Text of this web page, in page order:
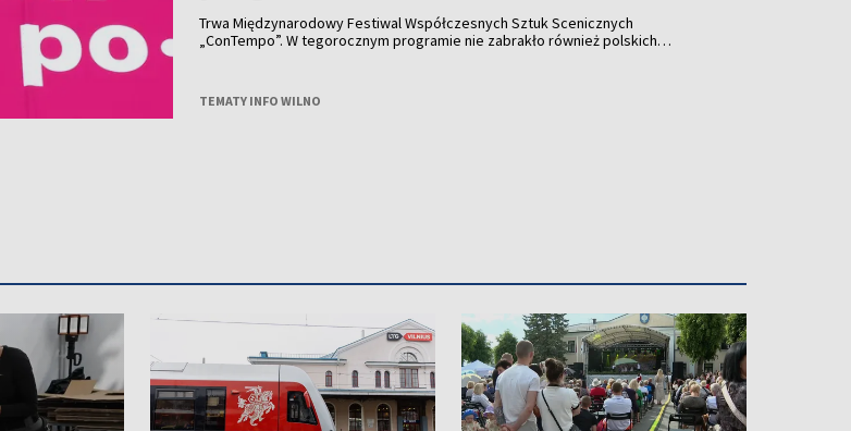
Trwa Międzynarodowy Festiwal Współczesnych Sztuk Scenicznych
„ConTempo”. W tegorocznym programie nie zabrakło również polskich
„Who Cares”.
TEMATY INFO WILNO